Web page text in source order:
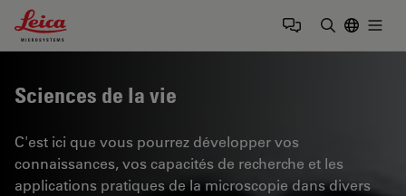
Leica Microsystems Logo
Sciences de la vie
C'est ici que vous pourrez développer vos
connaissances, vos capacités de recherche et les
applications pratiques de la microscopie dans divers